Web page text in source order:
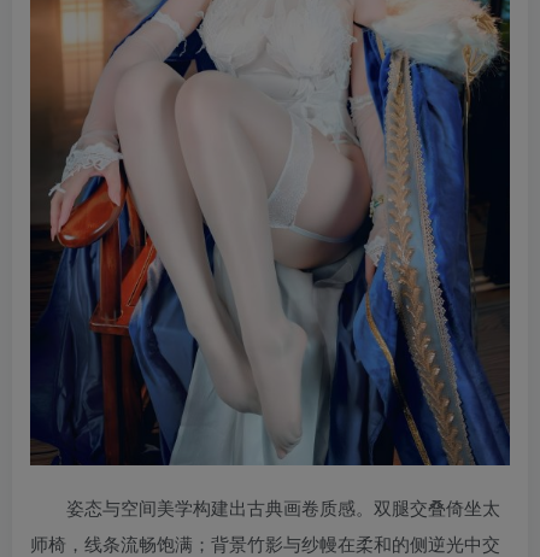
姿态与空间美学构建出古典画卷质感。双腿交叠倚坐太
师椅，线条流畅饱满；背景竹影与纱幔在柔和的侧逆光中交